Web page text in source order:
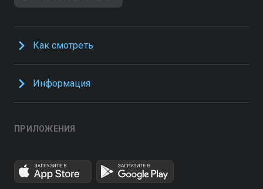
Как смотреть
Информация
ПРИЛОЖЕНИЯ